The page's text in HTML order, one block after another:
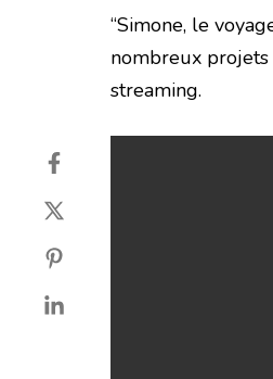
“Simone, le
nombreux
streaming.